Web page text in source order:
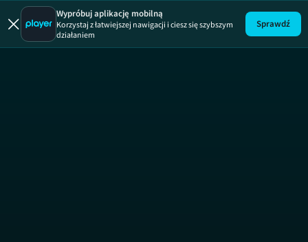
Trochę
Wypróbuj aplikację mobilną
Korzystaj z łatwiejszej nawigacji i ciesz się szybszym
działaniem
Sprawdź